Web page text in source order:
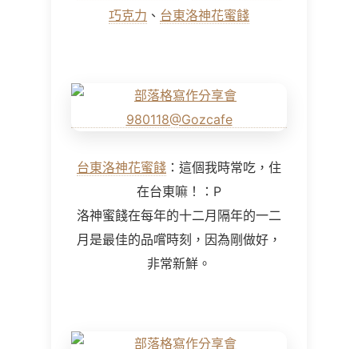
巧克力 、 台東洛神花蜜餞
台東洛神花蜜餞 ：這個我時常吃，住
在台東嘛！：P
洛神蜜餞在每年的十二月隔年的一二
月是最佳的品嚐時刻，因為剛做好，
非常新鮮。